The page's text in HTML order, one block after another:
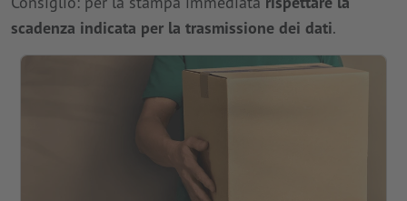
scadenza indicata per la trasmissione dei dati.